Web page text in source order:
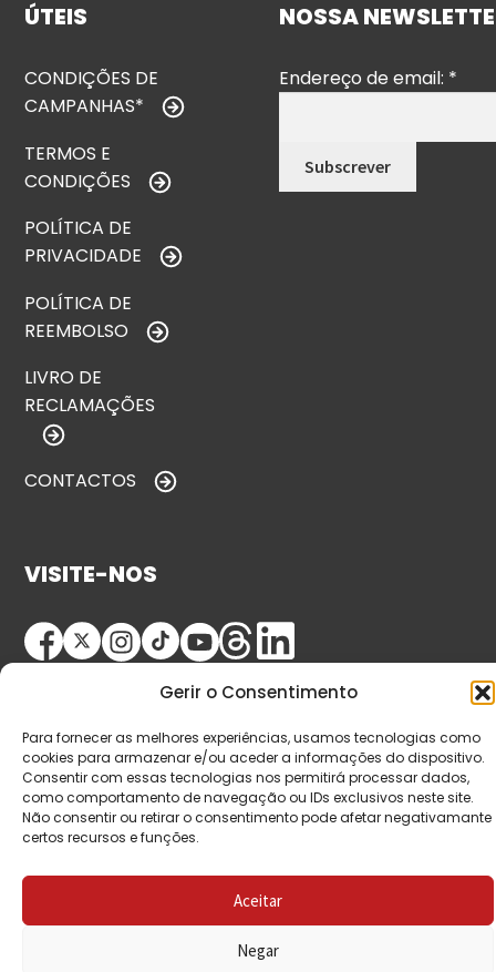
Gerir o Consentimento
Para fornecer as melhores experiências, usamos tecnologias como
cookies para armazenar e/ou aceder a informações do dispositivo.
Consentir com essas tecnologias nos permitirá processar dados,
como comportamento de navegação ou IDs exclusivos neste site.
Não consentir ou retirar o consentimento pode afetar negativamante
certos recursos e funções.
Aceitar
Negar
ÚTEIS
CONDIÇÕES DE
CAMPANHAS*
TERMOS E
CONDIÇÕES
POLÍTICA DE
PRIVACIDADE
POLÍTICA DE
REEMBOLSO
LIVRO DE
RECLAMAÇÕES
CONTACTOS
NOSSA
Endereço de email: *
VISITE-NOS
© Copyright 2026 Saída de Emergência. Todos os
direitos reservados.